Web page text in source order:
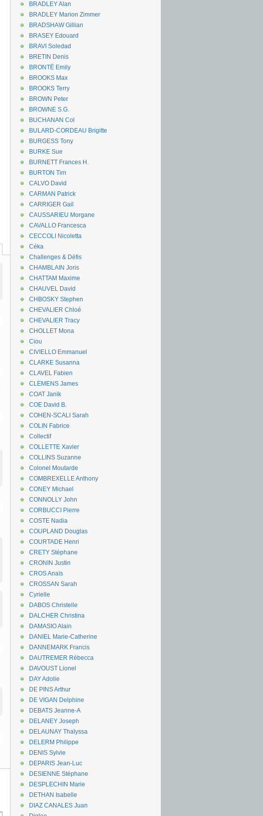
BRADLEY Alan
BRADLEY Marion Zimmer
BRADSHAW Gillian
BRASEY Edouard
BRAVI Soledad
BRETIN Denis
BRONTË Emily
BROOKS Max
BROOKS Terry
BROWN Peter
BROWNE S.G.
BUCHANAN Col
BULARD-CORDEAU Brigitte
BURGESS Tony
BURKE Sue
BURNETT Frances H.
BURTON Tim
CALVO David
CARMAN Patrick
CARRIGER Gail
CAUSSARIEU Morgane
CAVALLO Francesca
CECCOLI Nicoletta
Céka
Challenges & Défis
CHAMBLAIN Joris
CHATTAM Maxime
CHAUVEL David
CHBOSKY Stephen
CHEVALIER Chloé
CHEVALIER Tracy
CHOLLET Mona
Ciou
CIVIELLO Emmanuel
CLARKE Susanna
CLAVEL Fabien
CLEMENS James
COAT Janik
COE David B.
COHEN-SCALI Sarah
COLIN Fabrice
Collectif
COLLETTE Xavier
COLLINS Suzanne
Colonel Moutarde
COMBREXELLE Anthony
CONEY Michael
CONNOLLY John
CORBUCCI Pierre
COSTE Nadia
COUPLAND Douglas
COURTADE Henri
CRETY Stéphane
CRONIN Justin
CROS Anaïs
CROSSAN Sarah
Cyrielle
DABOS Christelle
DALCHER Christina
DAMASIO Alain
DANIEL Marie-Catherine
DANNEMARK Francis
DAUTREMER Rébecca
DAVOUST Lionel
DAY Adolie
DE PINS Arthur
DE VIGAN Delphine
DEBATS Jeanne-A
DELANEY Joseph
DELAUNAY Thalyssa
DELERM Philippe
DENIS Sylvie
DEPARIS Jean-Luc
DESIENNE Stéphane
DESPLECHIN Marie
DETHAN Isabelle
DIAZ CANALES Juan